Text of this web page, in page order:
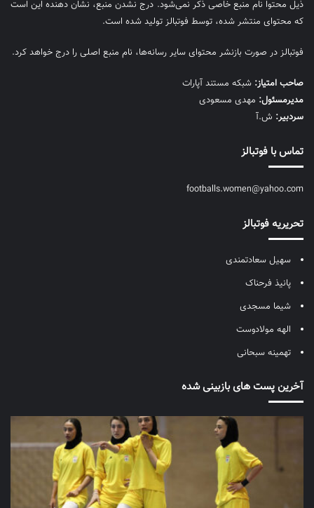
ذیل محتوا نام منبع خاصی ذکر نمی‌‎شود. درج نشدن منبع، نشان دهنده این است
که محتوای منتشر شده، توسط فوتبالز تولید شده است.
فوتبالز در صورت بازنشر محتوای سایر رسانه‌ها، نام منبع اصلی را درج خواهد کرد.
صاحب امتیاز: شبکه مستند آپارات
مديرمسئول: مهدی مسعودی
سردبیر: ش.آ
تماس با فوتبالز
footballs.women@yahoo.com
تحریریه فوتبالز
سهیل سعادتمندی
پانیذ فرحناک
شیما مسجدی
الهه مولادوست
تهمینه سبحانی
آخرین پست های بازبینی شده